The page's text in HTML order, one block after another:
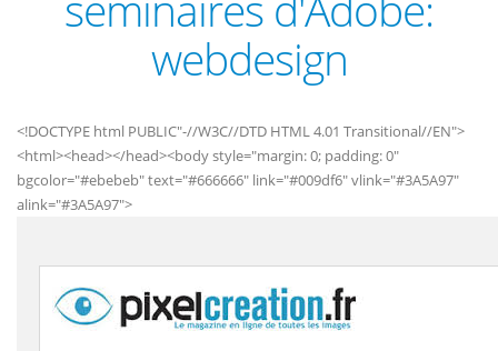
webdesign
<!DOCTYPE html PUBLIC"-//W3C//DTD HTML 4.01 Transitional//EN">
<html><head></head><body style="margin: 0; padding: 0"
bgcolor="#ebebeb" text="#666666" link="#009df6" vlink="#3A5A97"
alink="#3A5A97">